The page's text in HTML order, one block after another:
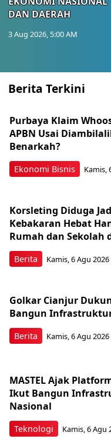
DAN DAERAH
3 Aug 2026, 5:00 AM
Berita Terkini
Ekonomi Bisnis
Purbaya Klaim
APBN Usai
Benarkah?
Kamis,
Berita
Korsleting Diduga
Kebakaran Hebat
Rumah dan Sekolah
Kamis, 6 Agu 2026
Berita
Golkar Cianjur
Bangun
Kamis, 6 Agu 2026
Teknologi
MASTEL Ajak
Ikut Bangun
Nasional
Kamis, 6 Agu